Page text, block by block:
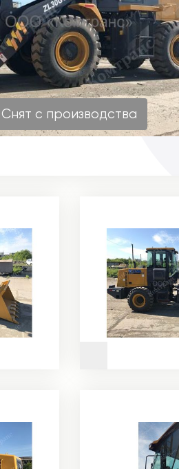
Снят с производства